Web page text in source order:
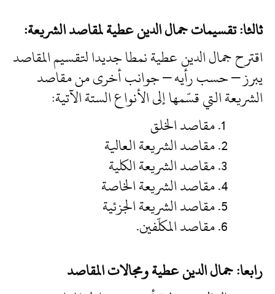
ثالثا: تقسيمات جمال الدين عطية لمقاصد الشريعة:
اقترح جمال الدين عطية نمطا جديدا لتقسيم المقاصد
يبرز – حسب رأيه – جوانب أخرى من مقاصد
الشريعة التي قسّمها إلى الأنواع الستة الآتية:
مقاصد الخلق
مقاصد الشريعة العالية
مقاصد الشريعة الكلية
مقاصد الشريعة الخاصة
مقاصد الشريعة الجزئية
مقاصد المكلّفين.
رابعا: جمال الدين عطية ومجالات المقاصد